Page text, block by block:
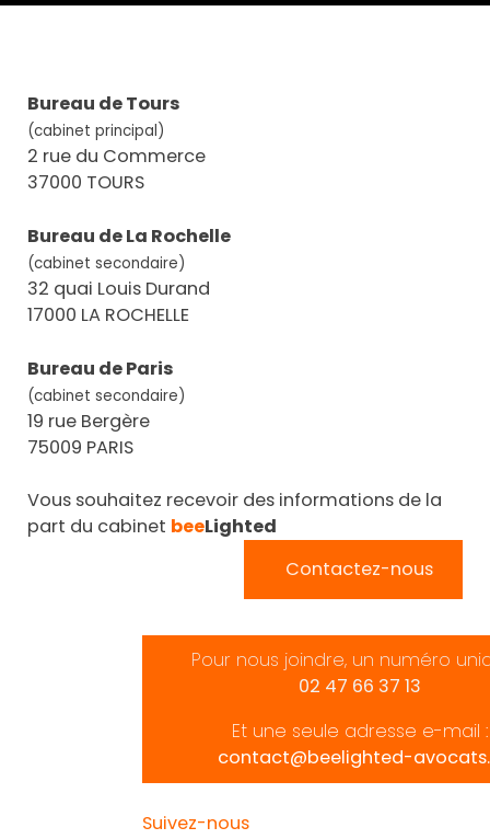
Bureau de Tours
(cabinet principal)
2 rue du Commerce
37000 TOURS
Bureau de La Rochelle
(cabinet secondaire)
32 quai Louis Durand
17000 LA ROCHELLE
Bureau de Paris
(cabinet secondaire)
19 rue Bergère
75009 PARIS
Vous souhaitez recevoir des informations de la
part du cabinet beeLighted
Contactez-nous
Pour nous joindre, un numéro
02 47 66 37 13
Et une seule adresse e-mail :
contact@beelighted-
Suivez-nous